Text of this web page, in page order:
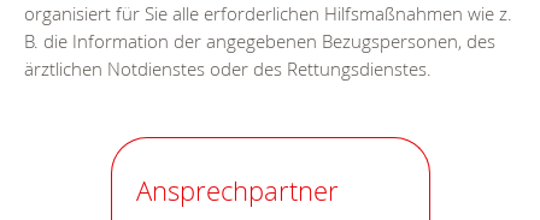
organisiert für Sie alle erforderlichen Hilfsmaßnahmen wie z.
B. die Information der angegebenen Bezugspersonen, des
ärztlichen Notdienstes oder des Rettungsdienstes.
Ansprechpartner